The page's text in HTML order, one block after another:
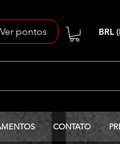
Ver pontos BRL
CONTATO